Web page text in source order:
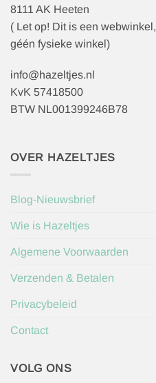
8111 AK Heeten
( Let op! Dit is een webwinkel,
géén fysieke winkel)
info@hazeltjes.nl
KvK 57418500
BTW NL001399246B78
OVER HAZELTJES
Blog-Nieuwsbrief
Wie is Hazeltjes
Algemene Voorwaarden
Verzenden & Betalen
Privacybeleid
Contact
VOLG ONS